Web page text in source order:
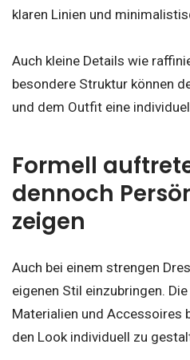
klaren Linien und
Auch kleine Details wie
besondere Struktur können
und dem Outfit eine
Formell
dennoch
zeigen
Auch bei einem strengen
eigenen Stil einzubringen.
Materialien und Accessoires
den Look individuell zu